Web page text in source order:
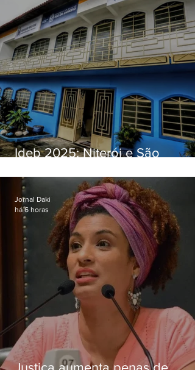
Ideb 2025: Niterói e São
distintos no ensino médio; veja
Jornal Daki
há 6 horas